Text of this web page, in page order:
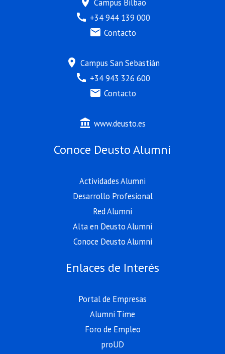
Campus Bilbao
call +34 944 139 000
mail Contacto
location_on Campus San Sebastián
call +34 943 326 600
mail Contacto
account_balance www.deusto.es
Conoce Deusto Alumni
Actividades Alumni
Desarrollo Profesional
Red Alumni
Alta en Deusto Alumni
Conoce Deusto Alumni
Enlaces de Interés
Portal de Empresas
Alumni Time
Foro de Empleo
proUD